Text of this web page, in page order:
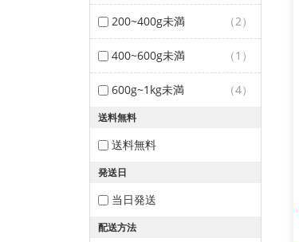
200~400g未満 （2）
400~600g未満 （1）
600g~1kg未満 （4）
送料無料
送料無料
発送日
当日発送
配送方法